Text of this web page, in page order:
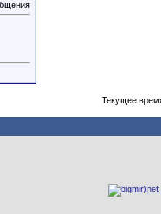
Текущее